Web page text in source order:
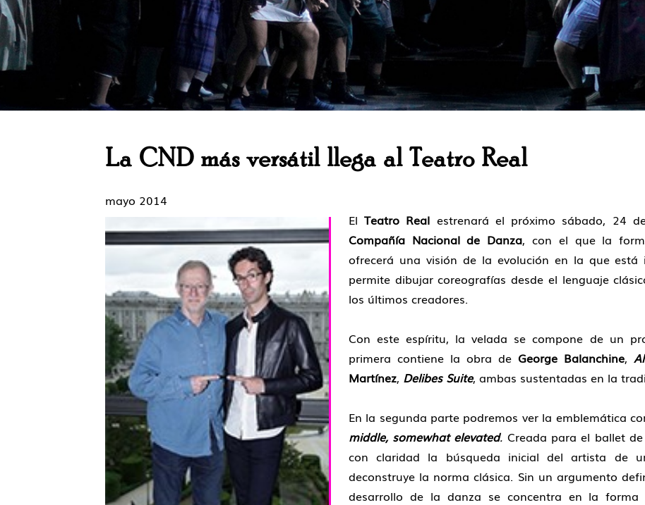
La CND más versátil llega al Teatro Real
mayo 2014
El Teatro Real estrenará el próximo sábado, 24
Compañía Nacional de Danza, con el que la
ofrecerá una visión de la evolución en la que
permite dibujar coreografías desde el lenguaje
los últimos creadores.
Con este espíritu, la velada se compone de un
primera contiene la obra de George Balanchine,
Martínez, Delibes Suite, ambas sustentadas en la
En la segunda parte podremos ver la emblemática
middle, somewhat elevated. Creada para el ballet
con claridad la búsqueda inicial del artista de
deconstruye la norma clásica. Sin un argumento
desarrollo de la danza se concentra en la forma